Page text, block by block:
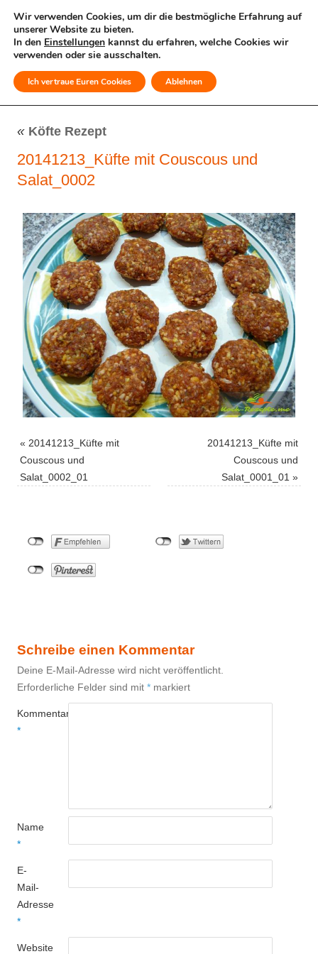
MENÜ
« Köfte Rezept
20141213_Küfte mit Couscous und
Salat_0002
« 20141213_Küfte mit
Couscous und
Salat_0002_01
20141213_Küfte mit
Couscous und
Salat_0001_01 »
Schreibe einen Kommentar
Deine E-Mail-Adresse wird nicht veröffentlicht.
Erforderliche Felder sind mit * markiert
Kommentar
*
Name
*
E-
Mail-
Adresse
*
Website
Wir verwenden Cookies, um dir die bestmögliche Erfahrung auf
unserer Website zu bieten.
In den Einstellungen kannst du erfahren, welche Cookies wir
verwenden oder sie ausschalten.
Ich vertraue Euren Cookies Ablehnen